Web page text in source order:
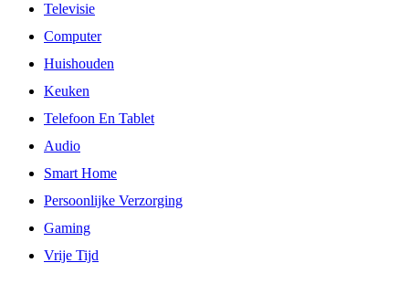
Televisie
Computer
Huishouden
Keuken
Telefoon En Tablet
Audio
Smart Home
Persoonlijke Verzorging
Gaming
Vrije Tijd